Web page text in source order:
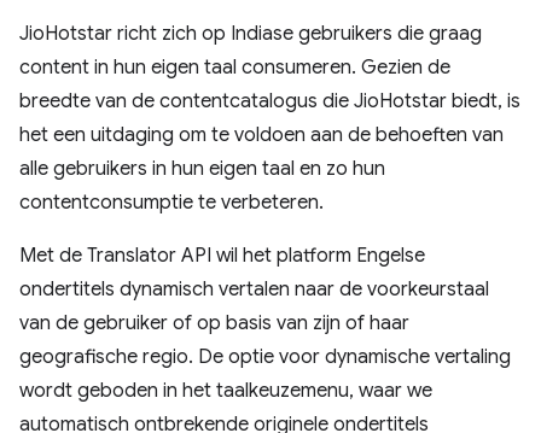
JioHotstar richt zich op Indiase gebruikers die graag
content in hun eigen taal consumeren. Gezien de
breedte van de contentcatalogus die JioHotstar biedt, is
het een uitdaging om te voldoen aan de behoeften van
alle gebruikers in hun eigen taal en zo hun
contentconsumptie te verbeteren.
Met de Translator API wil het platform Engelse
ondertitels dynamisch vertalen naar de voorkeurstaal
van de gebruiker of op basis van zijn of haar
geografische regio. De optie voor dynamische vertaling
wordt geboden in het taalkeuzemenu, waar we
automatisch ontbrekende originele ondertitels